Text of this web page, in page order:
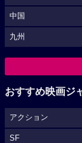
中国
九州
おすすめ映画ジ
アクション
SF